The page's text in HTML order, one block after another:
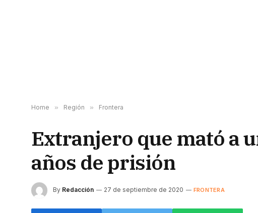
Home » Región » Frontera
Extranjero que mató a
años de prisión
By Redacción 27 de septiembre de 2020 FRONTERA